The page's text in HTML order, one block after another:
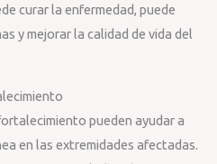
curar la enfermedad, puede
y mejorar la calidad de vida del
pueden ayudar a
en las extremidades afectadas.